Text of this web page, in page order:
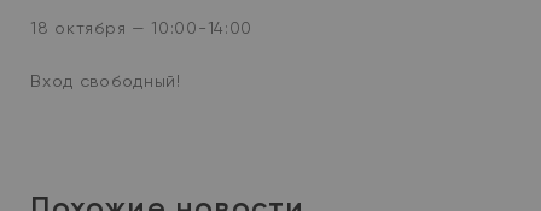
18 октября — 10:00-14:00
Вход свободный!